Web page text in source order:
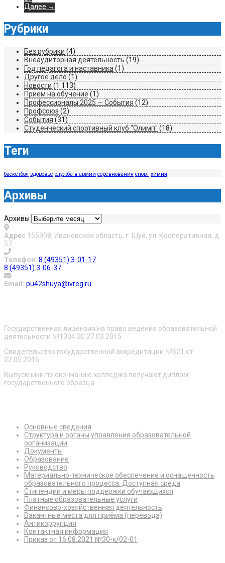
Далее →
Рубрики
Без рубрики (4)
Внеаудиторная деятельность (19)
Год педагога и наставника(1)
Другое дело (1)
Новости (1 113)
Прием на обучение (1)
Профессионалы 2025 — События (12)
Профсоюз (2)
События (31)
Студенческий спортивный клуб "Олимп" (18)
Теги
баскетбол здоровье служба в армии соревнования спорт химия
Архивы
Архивы
Адрес 155908, Ивановская область, г. Шуя, ул. Кооперативная, д.
57
Телефон: 8 (49351) 3-01-17
8 (49351) 3-06-37
Email: pu42shuya@ivreg.ru
Государственная лицензия на право ведения образовательной
деятельности №1304 20 27.03.2015
Свидетельство государственной аккредитации №621 от
22.05.2015
Выпускники по окончанию колледжа получают диплом
государственного образца
Основные сведения
Структура и органы управления образовательной
организации
Документы
Образование
Руководство
Материально-техническое обеспечение и оснащенность
образовательного процесса. Доступная среда
Стипендии и меры поддержки обучающихся
Платные образовательные услуги
Финансово-хозяйственная деятельность
Вакантные места для приёма (перевода)
Антикоррупция
Контактная информация
Приказ от 16.08.2021 №30-к/02-01